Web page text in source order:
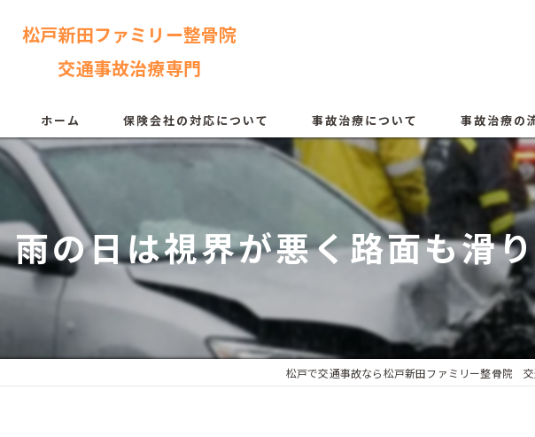
松戸新田ファミリー整骨院
交通事故治療専門
ホーム 保険会社の対応について 事故治療について 事故治療の
雨の日は視界が悪く路面も滑
松戸で交通事故なら松戸新田ファミリー整骨院